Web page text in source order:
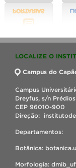
LOCALIZE O
Campus do
Campus
Dreyfus, s/n Prédios
CEP 96010-900
Direção:
Departamentos:
Botânica:
Morfologia: